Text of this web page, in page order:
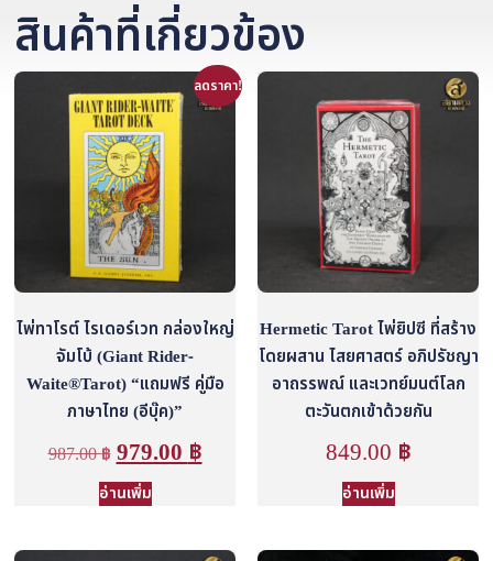
สินค้าที่เกี่ยวข้อง
ลดราคา!
ไพ่ทาโรต์ ไรเดอร์เวท กล่องใหญ่
จัมโบ้ (Giant Rider-
Waite®Tarot) “แถมฟรี คู่มือ
ภาษาไทย (อีบุ๊ค)”
987.00฿ 979.00 ฿
อ่านเพิ่ม
Hermetic Tarot ไพ่ยิปซี ที่สร้าง
โดยผสาน ไสยศาสตร์ อภิปรัชญา
อาถรรพณ์ และเวทย์มนต์โลก
ตะวันตกเข้าด้วยกัน
849.00 ฿
อ่านเพิ่ม